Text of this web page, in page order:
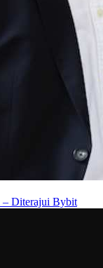
– Diterajui Bybit